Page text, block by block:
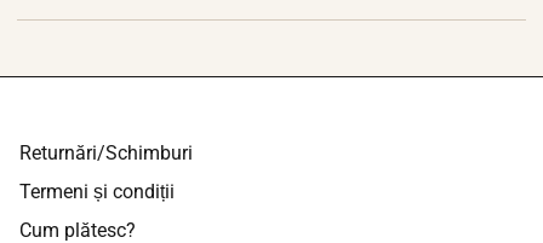
Returnări/Schimburi
Termeni și condiții
Cum plătesc?